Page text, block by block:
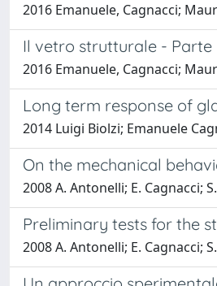
2016 Emanuele, Cagnacci;
Il vetro strutturale - Parte
2016 Emanuele, Cagnacci;
Long term response of
2014 Luigi Biolzi; Emanuele
On the mechanical
2008 A. Antonelli; E. Cagnacci;
Preliminary tests for the
2008 A. Antonelli; E. Cagnacci;